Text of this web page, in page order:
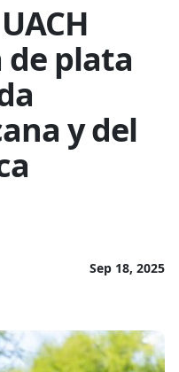
plata
y del
Sep 18, 2025